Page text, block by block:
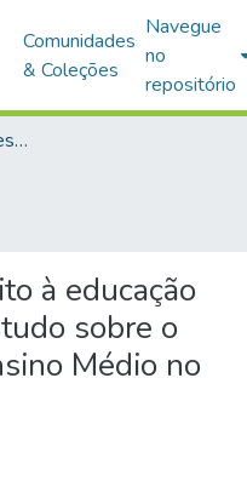
Comunidades
& Coleções
Navegue
no
repositório
Biblioteca Digital de Teses e Dissertações (BDTD)
à educação
sobre o
Médio no